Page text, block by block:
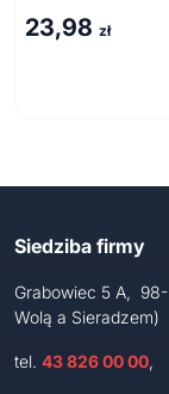
23,98 zł
Siedziba firmy
Grabowiec 5 A,
Wolą a Sieradzem)
tel. 43 826 00 00,